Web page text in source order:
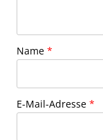
Name *
E-Mail-Adresse *